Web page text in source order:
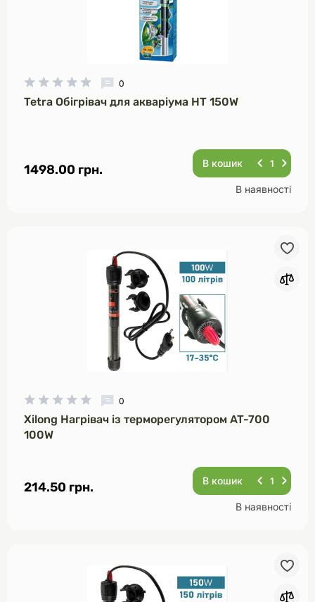
0
Tetra Обігрівач для акваріума HT 150W
1498.00 грн. В кошик
В наявності
0
Xilong Нагрівач із терморегулятором AT-700
100W
214.50 грн. В кошик
В наявності